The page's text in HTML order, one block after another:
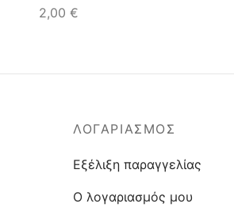
2,00 €
ΛΟΓΑΡΙΑΣΜΟΣ
Εξέλιξη παραγγελίας
Ο λογαριασμός μου